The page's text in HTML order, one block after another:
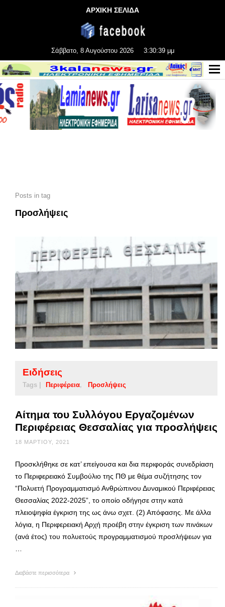
ΑΡΧΙΚΗ ΣΕΛΙΔΑ
Σάββατο, 8 Αυγούστου 2026 3:30:41 μμ
Posts in tag
Προσλήψεις
Ειδήσεις
Tags | Περιφέρεια Προσλήψεις
Αίτημα του Συλλόγου Εργαζομένων
Περιφέρειας Θεσσαλίας για προσλήψεις
18 ΜΑΡΤΊΟΥ, 2021
Προσκλήθηκε σε κατ’ επείγουσα και δια περιφοράς συνεδρίαση
το Περιφερειακό Συμβούλιο της ΠΘ με θέμα συζήτησης τον
“Πολυετή Προγραμματισμό Ανθρώπινου Δυναμικού Περιφέρειας
Θεσσαλίας 2022-2025”, το οποίο οδήγησε στην κατά
πλειοψηφία έγκριση της ως άνω σχετ. (2) Απόφασης. Με άλλα
λόγια, η Περιφερειακή Αρχή προέβη στην έγκριση των πινάκων
(ανά έτος) του πολυετούς προγραμματισμού προσλήψεων για
…
Διαβάστε περισσότερα